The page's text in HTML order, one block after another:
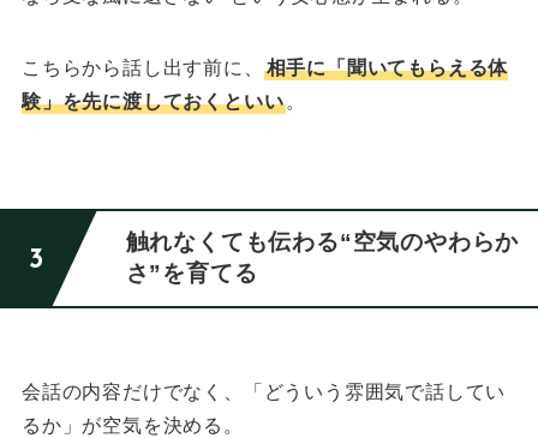
こちらから話し出す前に、
相手に「聞いてもらえる体
験」を先に渡しておくといい。
触れなくても伝わる“空気のやわらか
さ”を育てる
会話の内容だけでなく、「どういう雰囲気で話してい
るか」が空気を決める。